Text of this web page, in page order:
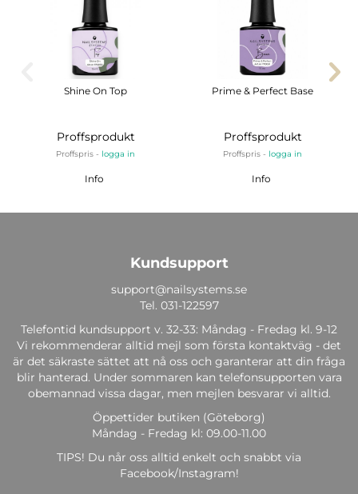
Shine On Top
Proffsprodukt
Proffspris - logga in
Info
Prime & Perfect Base
Proffsprodukt
Proffspris - logga in
Info
Kundsupport
support@nailsystems.se
Tel. 031-122597
Telefontid kundsupport v. 32-33: Måndag - Fredag kl. 9-12
Vi rekommenderar alltid mejl som första kontaktväg - det
är det säkraste sättet att nå oss och garanterar att din fråga
blir hanterad. Under sommaren kan telefonsupporten vara
obemannad vissa dagar, men mejlen besvarar vi alltid.
Öppettider butiken (Göteborg)
Måndag - Fredag kl: 09.00-11.00
TIPS! Du når oss alltid enkelt och snabbt via
Facebook/Instagram!